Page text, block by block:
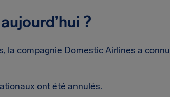
?
la compagnie Domestic Airlines a connu
ont été annulés.